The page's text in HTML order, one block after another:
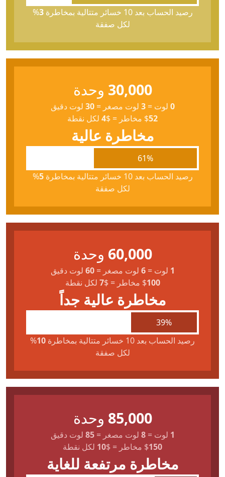
رصيد الحساب بعد 10 خسائر متتالية بمخاطرة
3
%
لكل صفقة
30,000 وحدة
0 لوت=
3 لوت مصغر=
30 لوت دقيق
$52 مخاطر =
$
4 لكل نقطة
مخاطرة عالية
61%
رصيد الحساب بعد 10 خسائر متتالية بمخاطرة
5
%
لكل صفقة
60,000 وحدة
1 لوت=
6 لوت مصغر=
60 لوت دقيق
$100 مخاطر=
$
7 لكل نقطة
مخاطرة عالية جداً
39%
رصيد الحساب بعد 10 خسائر متتالية بمخاطرة
10
%
لكل صفقة
85,000 وحدة
1 لوت=
8 لوت مصغر=
85 لوت دقيق
$150 مخاطر =
$
10 لكل نقطة
مخاطرة مرتفعة للغاية